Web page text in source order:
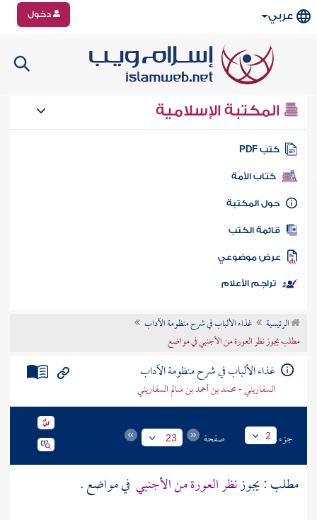
عربي دخول
المكتبة الإسلامية
كتب PDF
كتاب الأمة
المكتبة
الكتب
موضوعي
تراجم الأعلام
الرئيسية
غذاء الألباب في شرح منظومة الآداب
مطلب يجوز نظر العورة من الأجنبي في مواضع
غذاء الألباب في شرح منظومة الآداب
السفاريني - محمد بن أحمد بن سالم السفاريني
جزء 2 صفحة 23
مطلب : يجوزنظر العورة من الأجنبي في مواضع .